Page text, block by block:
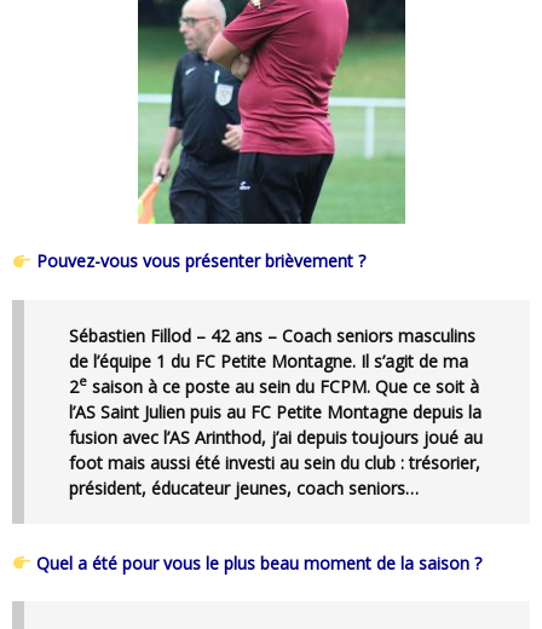
Pouvez-vous vous présenter brièvement ?
Sébastien Fillod – 42 ans – Coach seniors masculins
de l’équipe 1 du FC Petite Montagne. Il s’agit de ma
2e saison à ce poste au sein du FCPM. Que ce soit à
l’AS Saint Julien puis au FC Petite Montagne depuis la
fusion avec l’AS Arinthod, j’ai depuis toujours joué au
foot mais aussi été investi au sein du club : trésorier,
président, éducateur jeunes, coach seniors…
Quel a été pour vous le plus beau moment de la saison ?